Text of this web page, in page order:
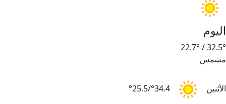
اليوم
32.5°
/
22.7°
مشمس
الأثنين 34.4°/25.5°